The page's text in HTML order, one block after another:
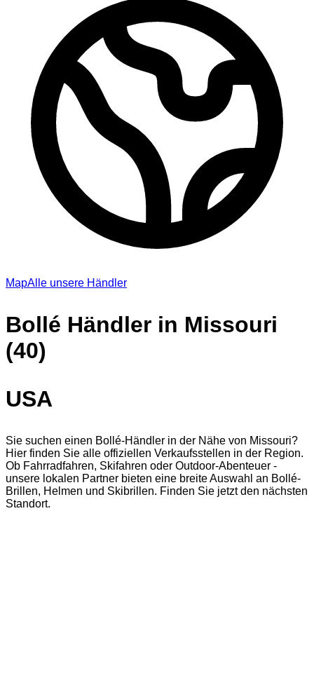
MapAlle unsere Händler
Bollé Händler in Missouri
(40)
USA
Sie suchen einen Bollé-Händler in der Nähe von Missouri?
Hier finden Sie alle offiziellen Verkaufsstellen in der Region.
Ob Fahrradfahren, Skifahren oder Outdoor-Abenteuer -
unsere lokalen Partner bieten eine breite Auswahl an Bollé-
Brillen, Helmen und Skibrillen. Finden Sie jetzt den nächsten
Standort.